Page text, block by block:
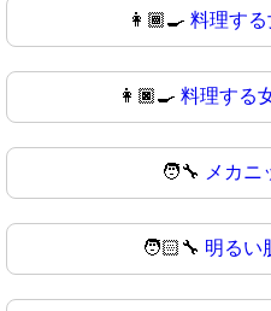
👩🏾‍🍳 料理す
👩🏿‍🍳 料理する
🧑‍🔧 メカニ
🧑🏻‍🔧 明るい